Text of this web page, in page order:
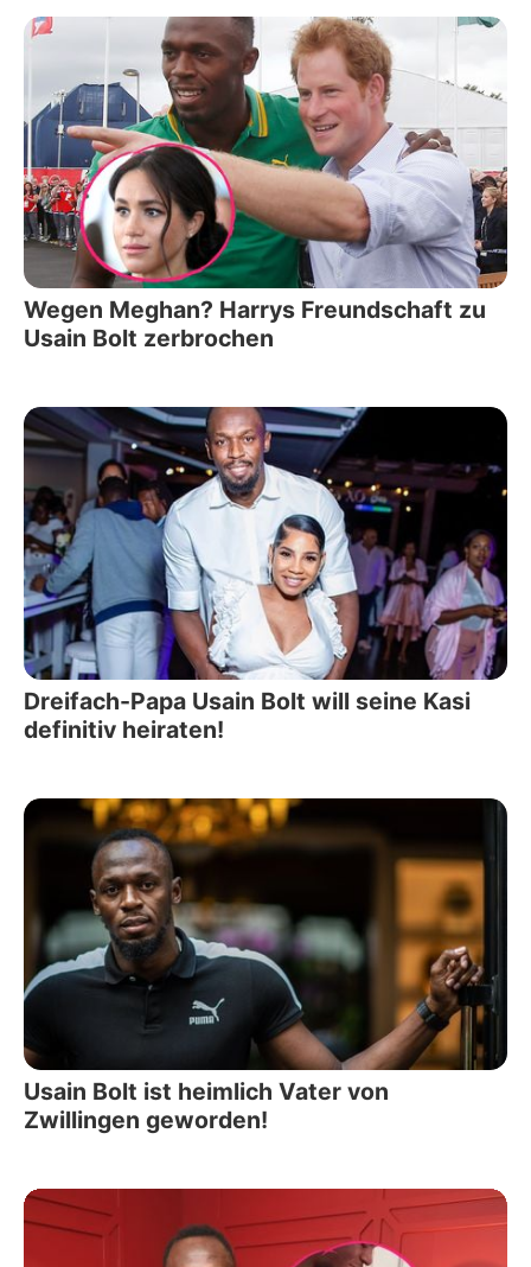
Wegen Meghan? Harrys Freundschaft zu
Usain Bolt zerbrochen
Dreifach-Papa Usain Bolt will seine Kasi
definitiv heiraten!
Usain Bolt ist heimlich Vater von
Zwillingen geworden!